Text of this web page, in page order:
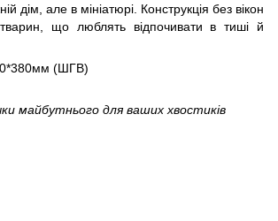
дім, але в мініатюрі. Конструкція без вікон
що люблять відпочивати в тиші й
(ШГВ)
майбутнього для ваших хвостиків